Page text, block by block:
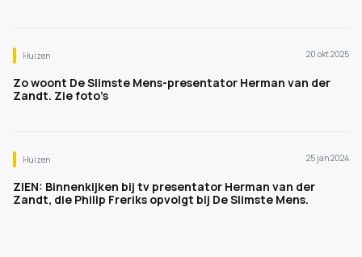
Huizen 20 okt 2025
Zo woont De Slimste Mens-presentator Herman van der
Zandt. Zie foto’s
Huizen 25 jan 2024
ZIEN: Binnenkijken bij tv presentator Herman van der
Zandt, die Philip Freriks opvolgt bij De Slimste Mens.